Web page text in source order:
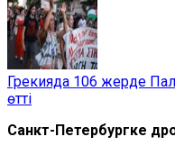
Грекияда 106 жерде
өтті
Санкт-Петербургке